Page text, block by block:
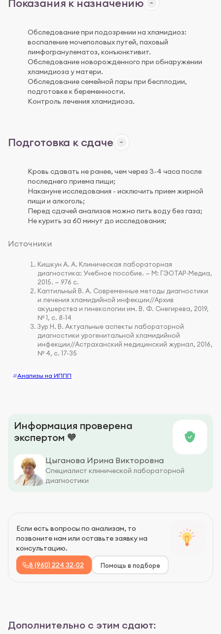
Обследование при подозрении на хламидиоз:
воспаление мочеполовых путей, паховый
лимфогранулематоз, конъюнктивит.
Обследование новорожденного при обнаружении
хламидиоза у матери.
Обследование семейной пары при бесплодии,
подготовке к беременности.
Контроль лечения хламидиоза.
Подготовка к сдаче
Кровь сдавать не ранее, чем через 3-4 часа после
последнего приема пищи;
Накануне исследования - исключить прием жирной
пищи и алкоголь;
Перед сдачей анализов можно пить воду без газа;
Не курить за 60 минут до исследования;
Источники
Кишкун А. А. Клиническая лабораторная
диагностика: Учебное пособие. — М: ГЭОТАР-Медиа,
2015. — 976 с.
Каптильный В. А. Современные методы диагностики
и лечения хламидийной инфекции//Архив
акушерства и гинекологии им. В. Ф. Снегирева, 2019,
№ 1, с. 8-14
Зур Н. В. Актуальные аспекты лабораторной
диагностики урогенитальной хламидийной
инфекции//Астраханский медицинский журнал, 2016,
№ 4, с. 17-35
#Анализы на ИППП
Информация проверена
экспертом 🧡
Цыганова Ирина Викторовна
Специалист клинической лабораторной
диагностики
Если есть вопросы по анализам, то
позвоните нам или оставьте заявку на
консультацию.
8 (960) 224 32-02 Помощь в подборе
Дополнительно с этим сдают: